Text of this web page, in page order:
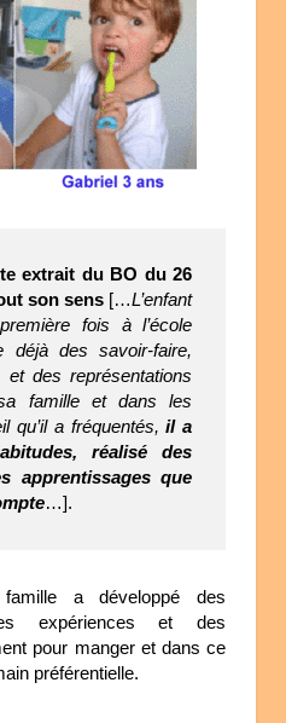
extrait du BO du 26
son sens […L’enfant
fois à l’école
déjà des savoir-faire,
des représentations
famille et dans les
qu’il a fréquentés,il a
réalisé des
apprentissages que
…].
a développé des
expériences et des
pour manger et dans ce
préférentielle.